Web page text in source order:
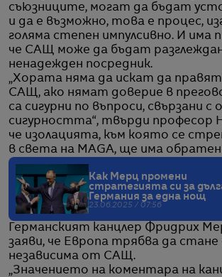
съюзниците, могат да бъдат
и да е възможно, това е процес,
голяма степен импулсивно. И има
че САЩ може да бъдат
ненадежден посредник.
„Хората няма да искат да правят
САЩ, ако нямат доверие в
са сигурни по въпроси, свързани
сигурността“, твърди професор
че изолацията, към която се
в света на MAGA, ще има обратен
Как Мерц промени
стратегията си за
Германия за една нощ
23.06.2025 / 07:56
Германският канцлер Фридрих
заяви, че Европа трябва да
независима от САЩ.
„Значението на коментара на